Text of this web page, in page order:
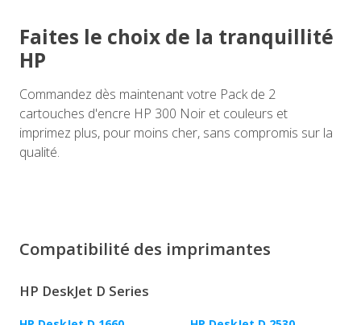
Faites le choix de la tranquillité
HP
Commandez dès maintenant votre Pack de 2
cartouches d'encre HP 300 Noir et couleurs et
imprimez plus, pour moins cher, sans compromis sur la
qualité.
Compatibilité des imprimantes
HP DeskJet D Series